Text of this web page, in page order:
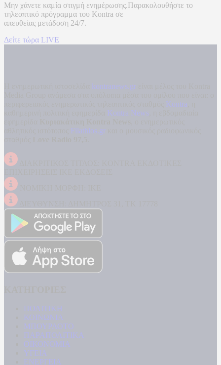
Μην χάνετε καμία στιγμή ενημέρωσης.Παρακολουθήστε το
τηλεοπτικό πρόγραμμα του Kontra σε
απευθείας μετάδοση 24/7.
Δείτε τώρα LIVE
kontranews.gr
Kontra
Kontra News
Filathlos.gr
ΠΟΛΙΤΙΚΗ
ΚΟΙΝΩΝΙΑ
ΜΠΟΥΡΛΟΤΟ
ΠΑΡΑΠΟΛΙΤΙΚΑ
ΟΙΚΟΝΟΜΙΑ
ΥΓΕΙΑ
ΕΝΕΡΓΕΙΑ